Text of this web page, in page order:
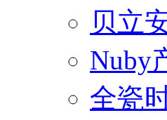
贝立
Nuby
全瓷